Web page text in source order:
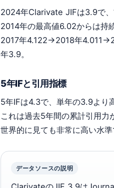
2024年Clarivate JIFは3.9で、
2014年の最高値6.02からは持
2017年4.122→2018年
年3.9。
5年IFと引用指標
5年IFは4.3で、単年の3.9より
これは過去5年間の累計引用
世界的に見ても非常に高い水
データソースの説明